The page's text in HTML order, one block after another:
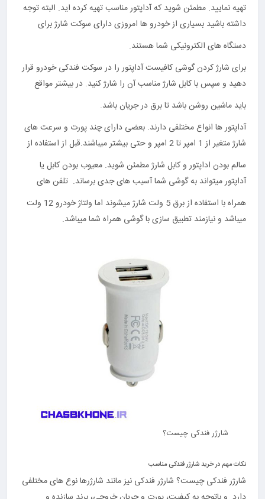
تهیه نمایید. مطمئن شوید که آداپتور مناسب تهیه کرده اید. البته توجه
داشته باشید بسیاری از خودرو ها امروزی دارای سوکت شارژ برای
دستگاه های الکترونیکی شما هستند.
برای شارژ کردن گوشی کافیست آداپتور را در سوکت فندکی خودرو قرار
دهید و سپس با کابل شارژ مناسب آن را شارژ کنید. در بیشتر مواقع
باید ماشین روشن باشد تا برق در جریان باشد.
آداپتور ها انواع مختلفی دارند. بعضی دارای چند پورت و سرعت های
شارژ متغیر از 1 امپر تا 2 امپر و حتی بیشتر میباشند.قبل از استفاده از
سالم بودن اداپتور و کابل شارژ مطمئن شوید. معیوب بودن کابل یا
آداپتور میتواند به گوشی شما آسیب های جدی برساند. تلفن های
همراه با استفاده از برق 5 ولت شارژ میشوند اما ولتاژ خودرو 12 ولت
میباشد و نیازمند تطبیق سازی با گوشی همراه شما میباشد.
شارژر فندکی چیست؟
نکات مهم در خرید شارژر فندکی مناسب
شارژر فندکی چیست؟ شارژر فندکی نیز مانند شارژرها نوع های مختلفی